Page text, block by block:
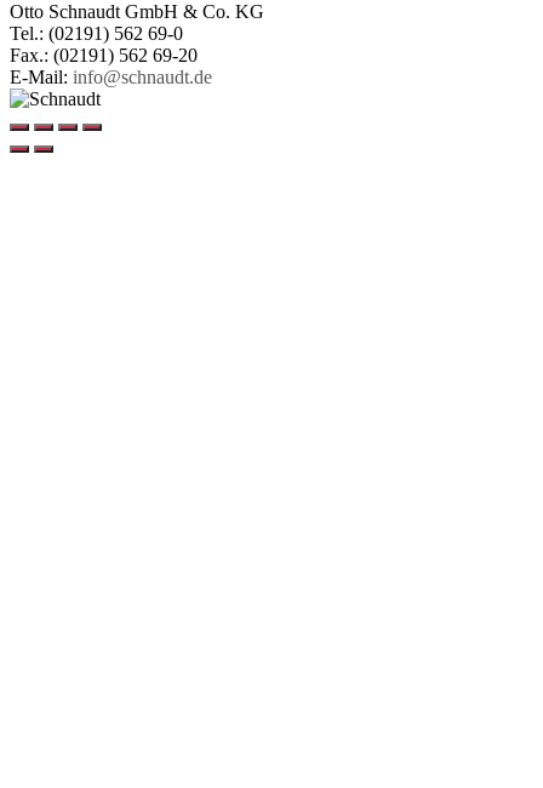
Otto Schnaudt GmbH & Co. KG
Tel.: (02191) 562 69-0
Fax.: (02191) 562 69-20
E-Mail: info@schnaudt.de